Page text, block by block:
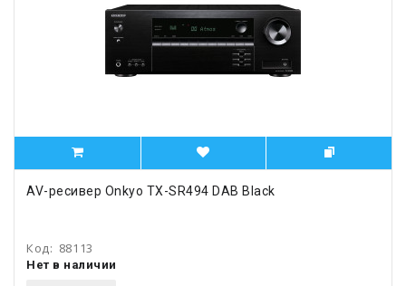
AV-ресивер Onkyo TX-SR494 DAB Black
Код: 88113
Нет в наличии